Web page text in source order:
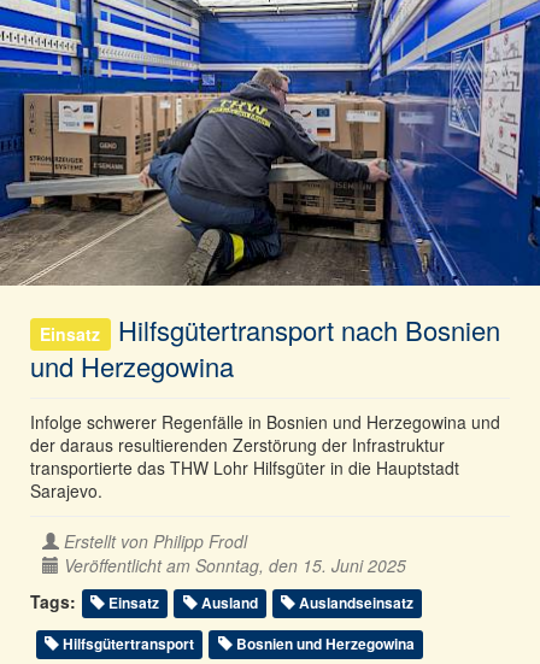
Einsatz
Hilfsgütertransport nach Bosnien
und Herzegowina
Infolge schwerer Regenfälle in Bosnien und Herzegowina und
der daraus resultierenden Zerstörung der Infrastruktur
transportierte das THW Lohr Hilfsgüter in die Hauptstadt
Sarajevo.
Erstellt von Philipp Frodl
Veröffentlicht am Sonntag, den 15. Juni 2025
Tags:
Einsatz Ausland
Auslandseinsatz
Hilfsgütertransport
Bosnien und Herzegowina